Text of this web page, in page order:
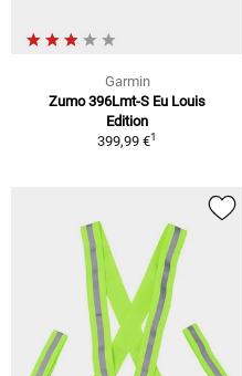
Garmin
Zumo 396Lmt-S Eu Louis
Edition
399,99 €1